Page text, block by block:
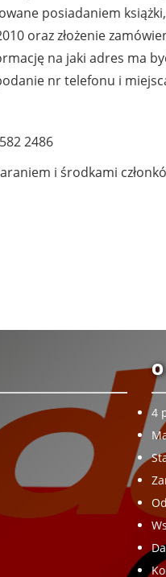
posiadaniem
oraz złożenie
na jaki adres ma
nr telefonu i
2486
i środkami
4